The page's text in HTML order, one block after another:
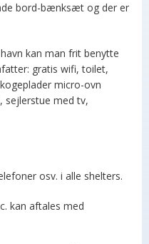
bord-bænksæt og der er
kan man frit benytte
gratis wifi, toilet,
micro-ovn
sejlerstue med tv,
osv. i alle shelters.
kan aftales med